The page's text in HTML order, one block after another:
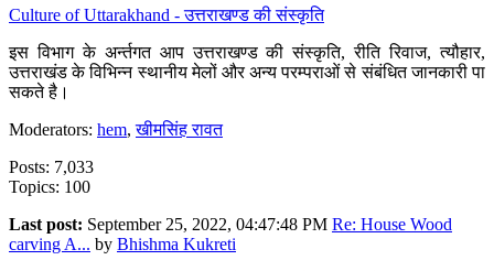
Culture of Uttarakhand - उत्तराखण्ड की संस्कृति
इस विभाग के अर्न्तगत आप उत्तराखण्ड की संस्कृति, रीति रिवाज, त्यौहार,
उत्तराखंड के विभिन्न स्थानीय मेलों और अन्य परम्पराओं से संबंधित जानकारी पा
सकते है।
Moderators: hem,खीमसिंह रावत
Posts: 7,033
Topics: 100
Last post: September 25, 2022, 04:47:48 PM Re: House Wood
carving A... by Bhishma Kukreti